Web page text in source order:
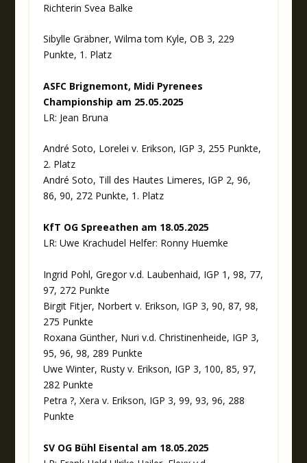
Richterin Svea Balke
Sibylle Gräbner, Wilma tom Kyle, OB 3, 229
Punkte, 1. Platz
ASFC Brignemont, Midi Pyrenees
Championship am 25.05.2025
LR: Jean Bruna
André Soto, Lorelei v. Erikson, IGP 3, 255 Punkte,
2. Platz
André Soto, Till des Hautes Limeres, IGP 2, 96,
86, 90, 272 Punkte, 1. Platz
KfT OG Spreeathen am 18.05.2025
LR: Uwe Krachudel Helfer: Ronny Huemke
Ingrid Pohl, Gregor v.d. Laubenhaid, IGP 1, 98, 77,
97, 272 Punkte
Birgit Fitjer, Norbert v. Erikson, IGP 3, 90, 87, 98,
275 Punkte
Roxana Günther, Nuri v.d. Christinenheide, IGP 3,
95, 96, 98, 289 Punkte
Uwe Winter, Rusty v. Erikson, IGP 3, 100, 85, 97,
282 Punkte
Petra ?, Xera v. Erikson, IGP 3, 99, 93, 96, 288
Punkte
SV OG Bühl Eisental am 18.05.2025